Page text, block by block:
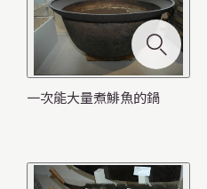
一次能大量煮鯡魚的鍋